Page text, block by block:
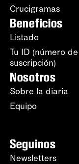
Crucigramas
Beneficios
Listado
Tu ID (número de
suscripción)
Nosotros
Sobre la diaria
Equipo
Seguinos
Newsletters